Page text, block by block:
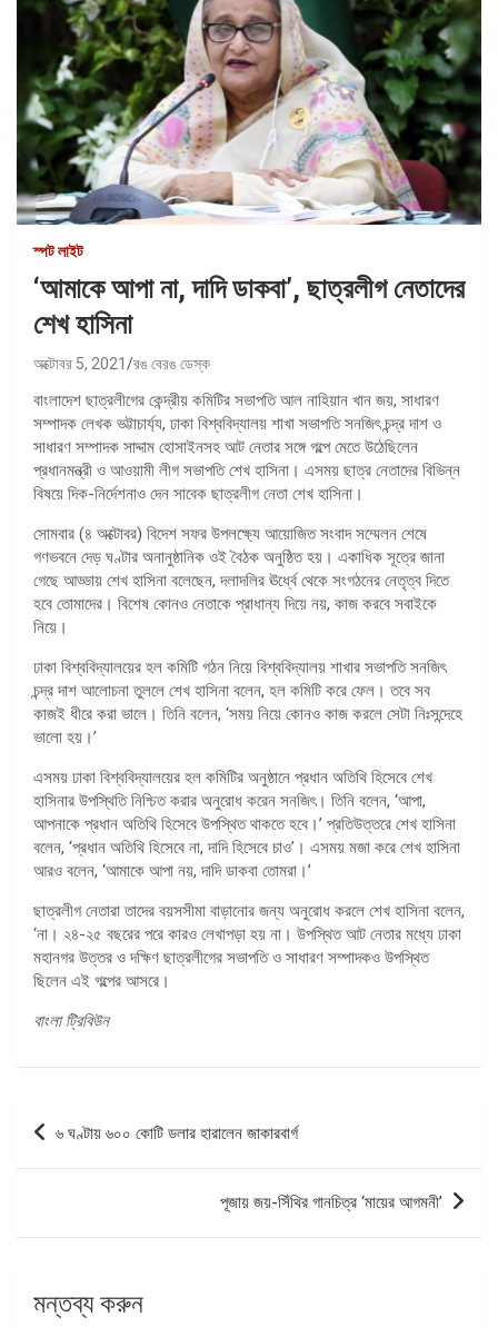
স্পট লাইট
‘আমাকে আপা না, দাদি ডাকবা’, ছাত্রলীগ নেতাদের
শেখ হাসিনা
অক্টোবর 5, 2021 রঙ বেরঙ ডেস্ক
বাংলাদেশ ছাত্রলীগের কেন্দ্রীয় কমিটির সভাপতি আল নাহিয়ান খান জয়, সাধারণ
সম্পাদক লেখক ভট্টাচার্য্য, ঢাকা বিশ্ববিদ্যালয় শাখা সভাপতি সনজিৎ চন্দ্র দাশ ও
সাধারণ সম্পাদক সাদ্দাম হোসাইনসহ আট নেতার সঙ্গে গল্পে মেতে উঠেছিলেন
প্রধানমন্ত্রী ও আওয়ামী লীগ সভাপতি শেখ হাসিনা। এসময় ছাত্র নেতাদের বিভিন্ন
বিষয়ে দিক-নির্দেশনাও দেন সাবেক ছাত্রলীগ নেতা শেখ হাসিনা।
সোমবার (৪ অক্টোবর) বিদেশ সফর উপলক্ষ্যে আয়োজিত সংবাদ সম্মেলন শেষে
গণভবনে দেড় ঘণ্টার অনানুষ্ঠানিক ওই বৈঠক অনুষ্ঠিত হয়। একাধিক সূত্রে জানা
গেছে আড্ডায় শেখ হাসিনা বলেছেন, দলাদলির ঊর্ধ্বে থেকে সংগঠনের নেতৃত্ব দিতে
হবে তোমাদের। বিশেষ কোনও নেতাকে প্রাধান্য দিয়ে নয়, কাজ করবে সবাইকে
নিয়ে।
ঢাকা বিশ্ববিদ্যালয়ের হল কমিটি গঠন নিয়ে বিশ্ববিদ্যালয় শাখার সভাপতি সনজিৎ
চন্দ্র দাশ আলোচনা তুললে শেখ হাসিনা বলেন, হল কমিটি করে ফেল। তবে সব
কাজই ধীরে করা ভালে। তিনি বলেন, ‘সময় নিয়ে কোনও কাজ করলে সেটা নিঃসন্দেহে
ভালো হয়।’
এসময় ঢাকা বিশ্ববিদ্যালয়ের হল কমিটির অনুষ্ঠানে প্রধান অতিথি হিসেবে শেখ
হাসিনার উপস্থিতি নিশ্চিত করার অনুরোধ করেন সনজিৎ। তিনি বলেন, ‘আপা,
আপনাকে প্রধান অতিথি হিসেবে উপস্থিত থাকতে হবে।’ প্রতিউত্তরে শেখ হাসিনা
বলেন, ‘প্রধান অতিথি হিসেবে না, দাদি হিসেবে চাও’। এসময় মজা করে শেখ হাসিনা
আরও বলেন, ‘আমাকে আপা নয়, দাদি ডাকবা তোমরা।’
ছাত্রলীগ নেতারা তাদের বয়সসীমা বাড়ানোর জন্য অনুরোধ করলে শেখ হাসিনা বলেন,
‘না। ২৪-২৫ বছরের পরে কারও লেখাপড়া হয় না। উপস্থিত আট নেতার মধ্যে ঢাকা
মহানগর উত্তর ও দক্ষিণ ছাত্রলীগের সভাপতি ও সাধারণ সম্পাদকও উপস্থিত
ছিলেন এই গল্পের আসরে।
বাংলা ট্রিবিউন
পোস্ট
৬ ঘণ্টায় ৬০০ কোটি ডলার হারালেন জাকারবার্গ
পূজায় জয়-সিঁথির গানচিত্র ‘মায়ের আগমনী’
মন্তব্য করুন